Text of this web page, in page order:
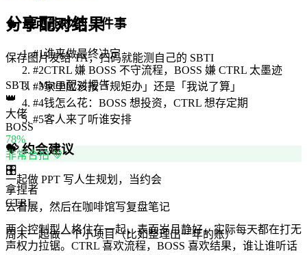
🔥最可能吵的 5 件事
#1谁来做最终决定
#2CTRL 嫌 BOSS 不守流程，BOSS 嫌 CTRL 太墨迹
#3家里应该按「规矩办」还是「我说了算」
#4钱怎么花：BOSS 想投资，CTRL 想存定期
#5客人来了听谁安排
💝约会建议
一起做 PPT 写人生规划，当约会
去看展，然后在咖啡馆写复盘笔记
周末一起做一个小项目（比如整理出一年的账）
分享配对结果
保存图片发给 TA，扫码就能测自己的 SBTI
SBTI · Match配对报告
👑
大佬
BOSS
78%
非常合拍 💚
🎛️
拿捏者
CTRL
两个控制型人格住在一起，表面岁月静好，实际每天都在打无
声权力拉锯。CTRL 喜欢流程，BOSS 喜欢结果，谁让谁听话